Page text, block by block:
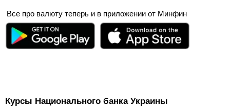
Все про валюту теперь и в приложении от Минфин
Курсы Национального банка Украины